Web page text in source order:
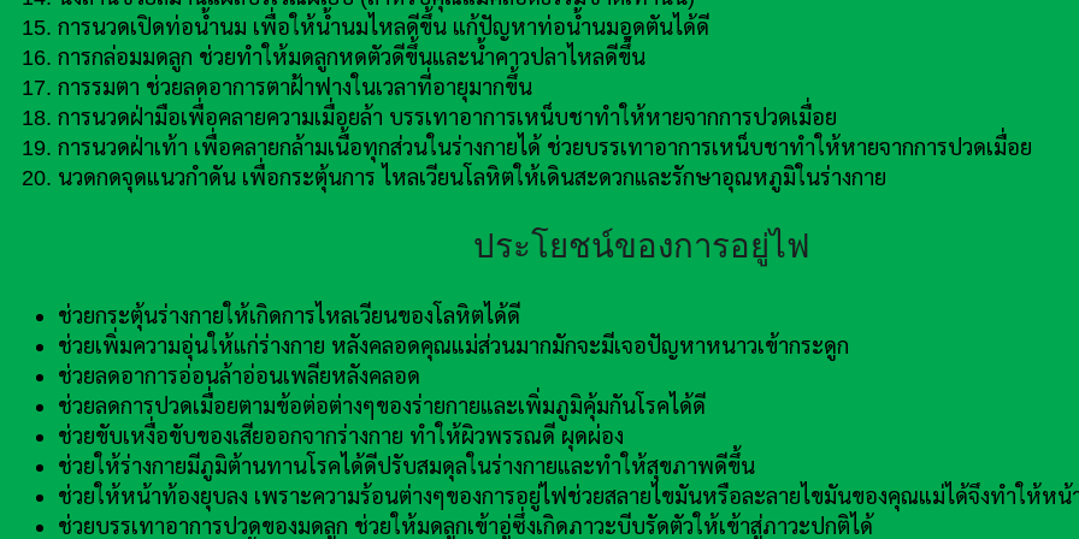
การนวดเปิดท่อน้ำนม เพื่อให้น้ำนมไหลดีขึ้น แก้ปัญหาท่อน้ำนมอุดตันได้ดี
การกล่อมมดลูก ช่วยทำให้มดลูกหดตัวดีขึ้นและน้ำคาวปลาไหลดีขึ้น
การรมตา ช่วยลดอาการตาฝ้าฟางในเวลาที่อายุมากขึ้น
การนวดฝ่ามือเพื่อคลายความเมื่อยล้า บรรเทาอาการเหน็บชาทำให้หายจากการปวดเมื่อย
การนวดฝ่าเท้า เพื่อคลายกล้ามเนื้อทุกส่วนในร่างกายได้ ช่วยบรรเทาอาการเหน็บชาทำให้หายจากการปวดเมื่อย
นวดกดจุดแนวกำดัน เพื่อกระตุ้นการ ไหลเวียนโลหิตให้เดินสะดวกและรักษาอุณหภูมิในร่างกาย
ประโยชน์ของการอยู่ไฟ
ช่วยกระตุ้นร่างกายให้เกิดการไหลเวียนของโลหิตได้ดี
ช่วยเพิ่มความอุ่นให้แก่ร่างกาย หลังคลอดคุณแม่ส่วนมากมักจะมีเจอปัญหาหนาวเข้ากระดูก
ช่วยลดอาการอ่อนล้าอ่อนเพลียหลังคลอด
ช่วยลดการปวดเมื่อยตามข้อต่อต่างๆของร่ายกายและเพิ่มภูมิคุ้มกันโรคได้ดี
ช่วยขับเหงื่อขับของเสียออกจากร่างกาย ทำให้ผิวพรรณดี ผุดผ่อง
ช่วยให้ร่างกายมีภูมิต้านทานโรคได้ดีปรับสมดุลในร่างกายและทำให้สุขภาพดีขึ้น
ช่วยให้หน้าท้องยุบลง เพราะความร้อนต่างๆของการอยู่ไฟช่วยสลายไขมันหรือละลายไขมันของคุณแม่ได้จึงทำให้หน้
ช่วยบรรเทาอาการปวดของมดลูก ช่วยให้มดลูกเข้าอู่ซึ่งเกิดภาวะบีบรัดตัวให้เข้าสู่ภาวะปกติได้